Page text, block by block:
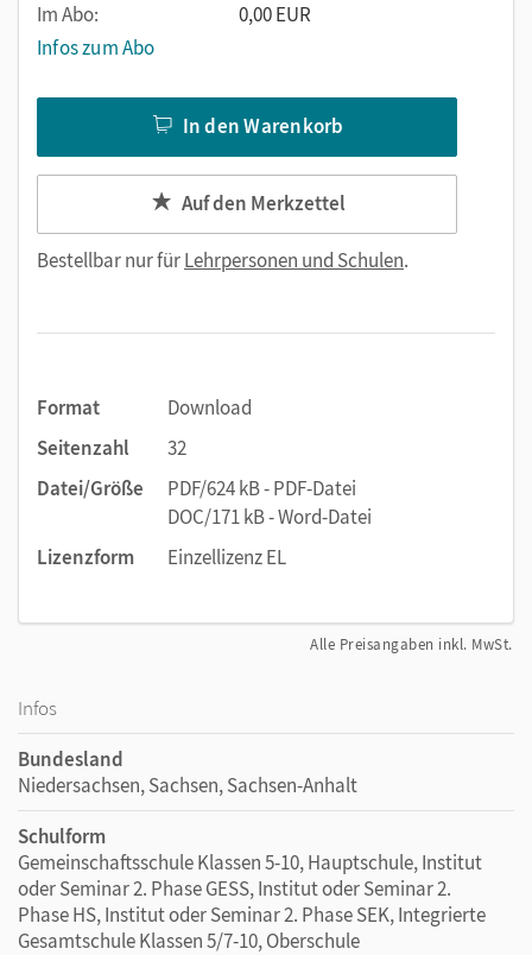
Im Abo:
0,00 EUR
Infos zum Abo
In den Warenkorb
Auf den Merkzettel
Bestellbar nur fürLehrpersonen und Schulen.
Format
Download
Seitenzahl
32
Datei/Größe
PDF/624 kB - PDF-Datei
DOC/171 kB - Word-Datei
Lizenzform
Einzellizenz EL
Alle Preisangaben inkl. MwSt.
Infos
Bundesland
Niedersachsen, Sachsen, Sachsen-Anhalt
Schulform
Gemeinschaftsschule Klassen 5-10, Hauptschule, Institut
oder Seminar 2. Phase GESS, Institut oder Seminar 2.
Phase HS, Institut oder Seminar 2. Phase SEK, Integrierte
Gesamtschule Klassen 5/7-10, Oberschule